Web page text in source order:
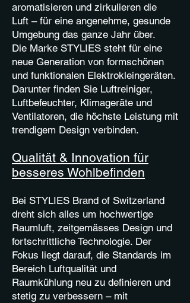
aromatisieren und zirkulieren die
Luft – für eine angenehme, gesunde
Umgebung das ganze Jahr über.
Die Marke STYLIES steht für eine
neue Generation von formschönen
und funktionalen Elektrokleingeräten.
Darunter finden Sie Luftreiniger,
Luftbefeuchter, Klimageräte und
Ventilatoren, die höchste Leistung mit
trendigem Design verbinden.
Qualität & Innovation für
besseres Wohlbefinden
Bei STYLIES Brand of Switzerland
dreht sich alles um hochwertige
Raumluft, zeitgemässes Design und
fortschrittliche Technologie. Der
Fokus liegt darauf, die Standards im
Bereich Luftqualität und
Raumkühlung neu zu definieren und
stetig zu verbessern – mit